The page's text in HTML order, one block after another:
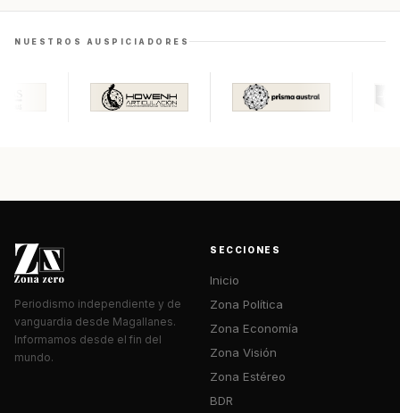
NUESTROS AUSPICIADORES
Periodismo independiente y de
vanguardia desde Magallanes.
Informamos desde el fin del
mundo.
SECCIONES
Inicio
Zona Política
Zona Economía
Zona Visión
Zona Estéreo
BDR